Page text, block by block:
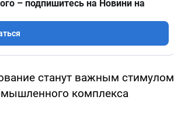
– подпишитесь на Новини на
станут важным стимулом
комплекса